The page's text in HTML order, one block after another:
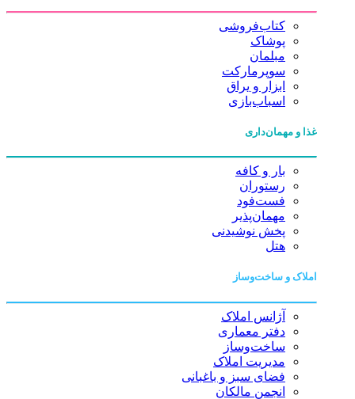
کتاب‌فروشی
پوشاک
مبلمان
سوپرمارکت
ابزار و یراق
اسباب‌بازی
غذا و مهمان‌داری
بار و کافه
رستوران
فست‌فود
مهمان‌پذیر
پخش نوشیدنی
هتل
املاک و ساخت‌وساز
آژانس املاک
دفتر معماری
ساخت‌وساز
مدیریت املاک
فضای سبز و باغبانی
انجمن مالکان